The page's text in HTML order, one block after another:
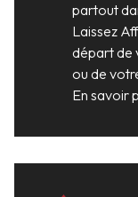
partout
Laissez
départ de
ou de
En savoir